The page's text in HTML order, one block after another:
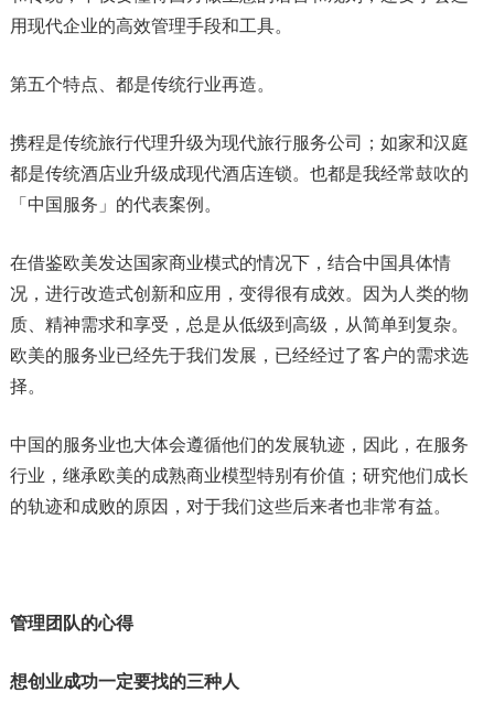
用现代企业的高效管理手段和工具。
第五个特点、都是传统行业再造。
携程是传统旅行代理升级为现代旅行服务公司；如家和汉庭
都是传统酒店业升级成现代酒店连锁。也都是我经常鼓吹的
「中国服务」的代表案例。
在借鉴欧美发达国家商业模式的情况下，结合中国具体情
况，进行改造式创新和应用，变得很有成效。因为人类的物
质、精神需求和享受，总是从低级到高级，从简单到复杂。
欧美的服务业已经先于我们发展，已经经过了客户的需求选
择。
中国的服务业也大体会遵循他们的发展轨迹，因此，在服务
行业，继承欧美的成熟商业模型特别有价值；研究他们成长
的轨迹和成败的原因，对于我们这些后来者也非常有益。
管理团队的心得
想创业成功一定要找的三种人